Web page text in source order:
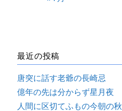
最近の投稿
唐突に話す老爺の長崎忌
億年の先は分からず星月夜
人間に区切てふもの今朝の秋